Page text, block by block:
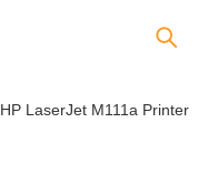
HP LaserJet M111a Printer